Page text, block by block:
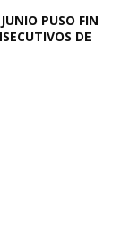
PUSO FIN
DE